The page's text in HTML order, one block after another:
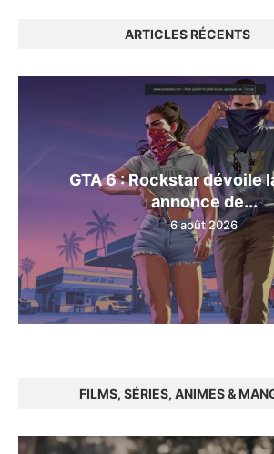
ARTICLES RÉCENTS
GTA 6 : Rockstar dévoile
annonce de...
6 août 2026
FILMS, SÉRIES, ANIMES &